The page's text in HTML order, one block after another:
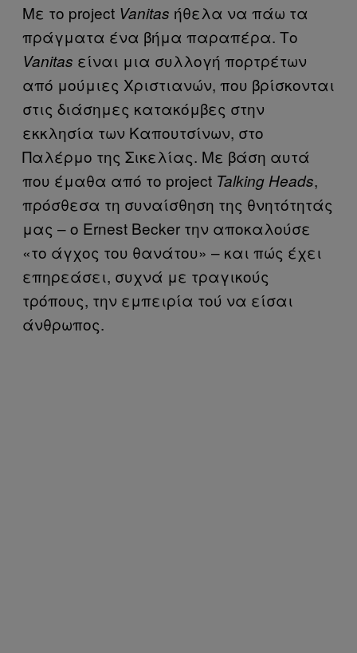
Με το project Vanitas ήθελα να πάω τα
πράγματα ένα βήμα παραπέρα. Το
Vanitas είναι μια συλλογή πορτρέτων
από μούμιες Χριστιανών, που βρίσκονται
στις διάσημες κατακόμβες στην
εκκλησία των Καπουτσίνων, στο
Παλέρμο της Σικελίας. Με βάση αυτά
που έμαθα από το project Talking Heads,
πρόσθεσα τη συναίσθηση της θνητότητάς
μας – ο Ernest Becker την αποκαλούσε
«το άγχος του θανάτου» – και πώς έχει
επηρεάσει, συχνά με τραγικούς
τρόπους, την εμπειρία τού να είσαι
άνθρωπος.